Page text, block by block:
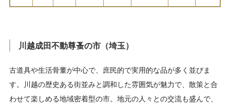
川越成田不動尊蚤の市（埼玉）
古道具や生活骨董が中心で、庶民的で実用的な品が多く並びま
す。川越の歴史ある街並みと調和した雰囲気が魅力で、散策と合
わせて楽しめる地域密着型の市。地元の人々との交流も盛んで、